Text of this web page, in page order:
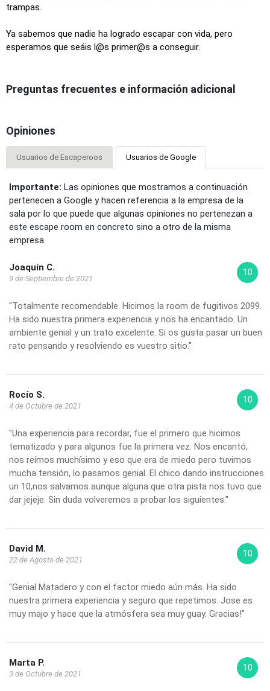
trampas.
Ya sabemos que nadie ha logrado escapar con vida, pero
esperamos que seáis l@s primer@s a conseguir.
Preguntas frecuentes e información adicional
Opiniones
Usuarios de Escaperoos Usuarios de Google
Importante: Las opiniones que mostramos a continuación
pertenecen a Google y hacen referencia a la empresa de la
sala por lo que puede que algunas opiniones no pertenezan a
este escape room en concreto sino a otro de la misma
empresa
Joaquín C.
9 de Septiembre de 2021
10
"Totalmente recomendable. Hicimos la room de fugitivos 2099.
Ha sido nuestra primera experiencia y nos ha encantado. Un
ambiente genial y un trato excelente. Si os gusta pasar un buen
rato pensando y resolviendo es vuestro sitio."
Rocío S.
4 de Octubre de 2021
10
"Una experiencia para recordar, fue el primero que hicimos
tematizado y para algunos fue la primera vez. Nos encantó,
nos reímos muchísimo y eso que era de miedo pero tuvimos
mucha tensión, lo pasamos genial. El chico dando instrucciones
un 10,nos salvamos aunque alguna que otra pista nos tuvo que
dar jejeje. Sin duda volveremos a probar los siguientes."
David M.
22 de Agosto de 2021
10
"Genial Matadero y con el factor miedo aún más. Ha sido
nuestra primera experiencia y seguro que repetimos. Jose es
muy majo y hace que la atmósfera sea muy guay. Gracias!"
Marta P.
3 de Octubre de 2021
10